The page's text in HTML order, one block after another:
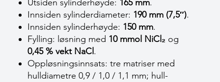
Utsiden sylinderhøyde: 165 mm.
Innsiden sylinderdiameter: 190 mm (7,5″).
Innsiden sylinderhøyde: 150 mm.
Fylling: løsning med 10 mmol NiCl₂ og
0,45 % vekt NaCl .
Oppløsningsinnsats: tre matriser med
hulldiametre 0,9 / 1,0 / 1,1 mm; hull-